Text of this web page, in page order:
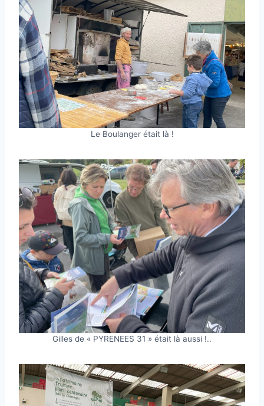
Le Boulanger était là !
Gilles de « PYRENEES 31 » était là aussi !..